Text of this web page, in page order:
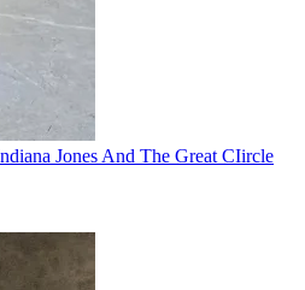
Jones And The Great CIircle